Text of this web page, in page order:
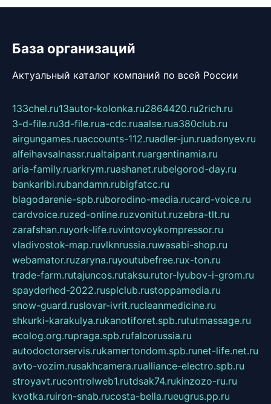
База организаций
Актуальный каталог компаний по всей России
133chel.ru13autor-kolonka.ru2864420.ru2rich.ru
3-d-file.ru3d-file.rua-cdc.ruaalse.rua380club.ru
airgungames.ruaccounts-112.ruadler-jun.ruadonyev.ru
alfeihavsalnassr.rualtaipant.ruargentinamia.ru
aria-family.ruarkrym.ruashanet.rubelgorod-day.ru
bankaribi.rubandamn.rubigfatcc.ru
blagodarenie-spb.ruborodino-media.rucard-voice.ru
cardvoice.ruzed-online.ruzvonitut.ruzebra-tlt.ru
zarafshan.ruyork-life.ruvintovoykompressor.ru
vladivostok-map.ruvlknrussia.ruwasabi-shop.ru
webamator.ruzaryna.ruyoutubefree.rux-ton.ru
trade-farm.rutajuncos.rutaksu.rutor-lyubov-i-grom.ru
spayderhed-2022.rusplclub.rustoppamedia.ru
snow-guard.ruslovar-ivrit.rucleanmedicine.ru
shkurki-karakulya.rukanotiforet.spb.rututmassage.ru
ecolog.org.rupraga.spb.rufalcorussia.ru
autodoctorservis.rukamertondom.spb.runet-life.net.ru
avto-vozim.rusakhcamera.rualliance-electro.spb.ru
stroyavt.rucontrolweb1.rutdsak74.rukinzozo-ru.ru
kvotka.ruiron-snab.rucosta-bella.rueugrus.pp.ru